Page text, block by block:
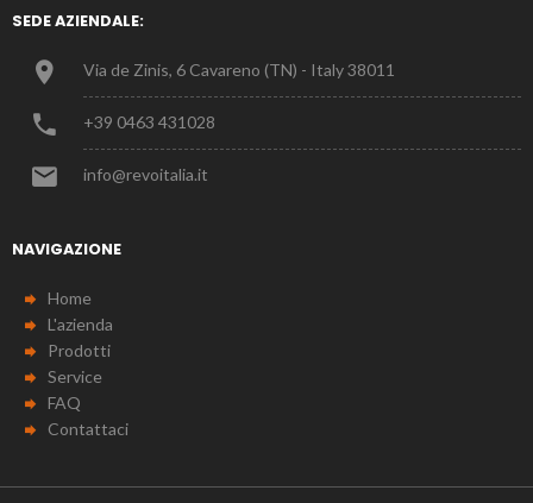
SEDE AZIENDALE:
Via de Zinis, 6 Cavareno (TN) - Italy 38011
+39 0463 431028
info@revoitalia.it
NAVIGAZIONE
Home
L'azienda
Prodotti
Service
FAQ
Contattaci